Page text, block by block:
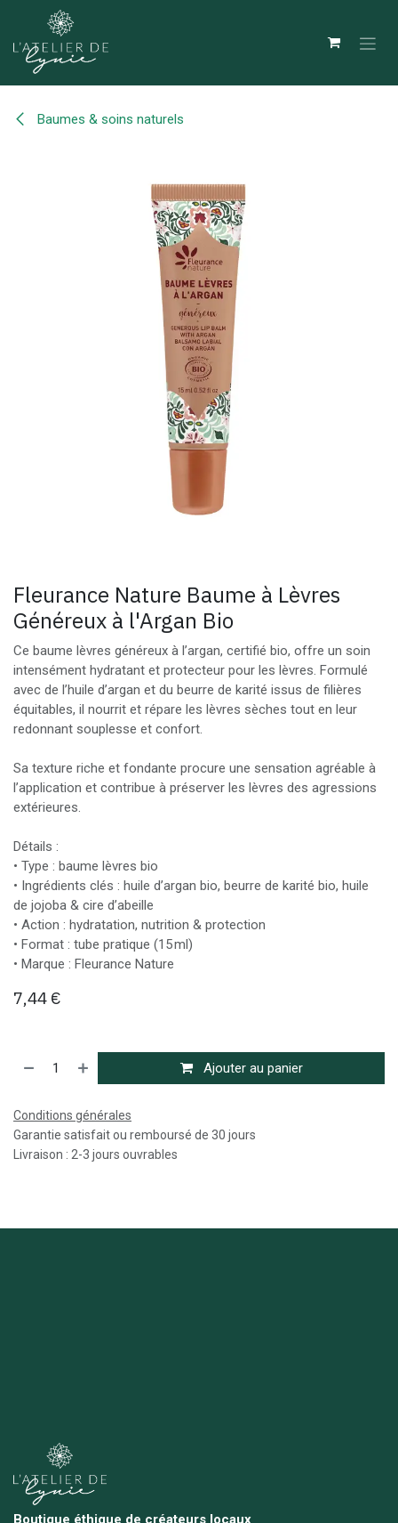
Se rendre au contenu
Baumes & soins naturels
Fleurance Nature Baume à Lèvres
Généreux à l'Argan Bio
Ce baume lèvres généreux à l’argan, certifié bio, offre un soin
intensément hydratant et protecteur pour les lèvres. Formulé
avec de l’huile d’argan et du beurre de karité issus de filières
équitables, il nourrit et répare les lèvres sèches tout en leur
redonnant souplesse et confort.
Sa texture riche et fondante procure une sensation agréable à
l’application et contribue à préserver les lèvres des agressions
extérieures.
Détails :
• Type : baume lèvres bio
• Ingrédients clés : huile d’argan bio, beurre de karité bio, huile
de jojoba & cire d’abeille
• Action : hydratation, nutrition & protection
• Format : tube pratique (15 ml)
• Marque : Fleurance Nature
7,44 €
Ajouter au panier
Conditions générales
Garantie satisfait ou remboursé de 30 jours
Livraison : 2-3 jours ouvrables
Boutique éthique de créateurs locaux